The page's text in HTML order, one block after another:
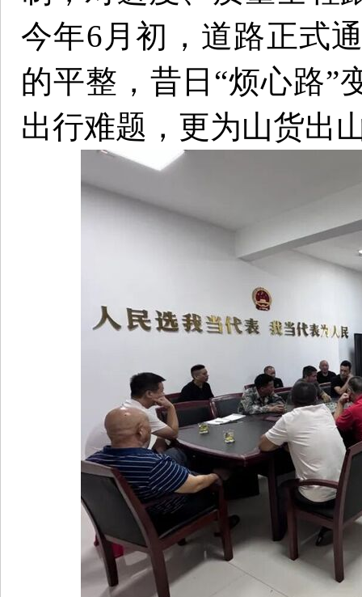
今年6月初，道路正式
的平整，昔日“烦心路”
出行难题，更为山货出